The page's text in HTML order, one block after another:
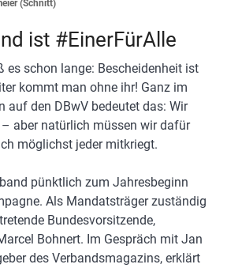
(Schnitt)
ist #EinerFürAlle
es schon lange: Bescheidenheit ist
kommt man ohne ihr! Ganz im
auf den DBwV bedeutet das: Wir
aber natürlich müssen wir dafür
möglichst jeder mitkriegt.
pünktlich zum Jahresbeginn
Als Mandatsträger zuständig
Bundesvorsitzende,
Bohnert. Im Gespräch mit Jan
des Verbandsmagazins, erklärt